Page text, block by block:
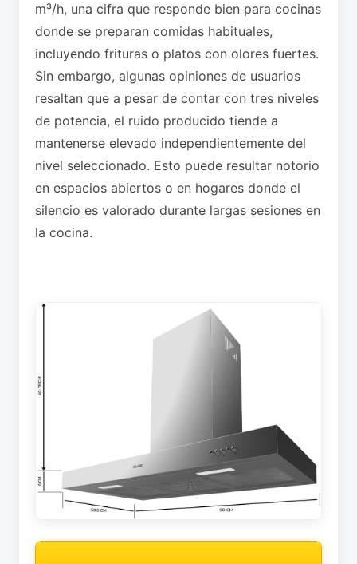
m³/h, una cifra que responde bien para cocinas
donde se preparan comidas habituales,
incluyendo frituras o platos con olores fuertes.
Sin embargo, algunas opiniones de usuarios
resaltan que a pesar de contar con tres niveles
de potencia, el ruido producido tiende a
mantenerse elevado independientemente del
nivel seleccionado. Esto puede resultar notorio
en espacios abiertos o en hogares donde el
silencio es valorado durante largas sesiones en
la cocina.